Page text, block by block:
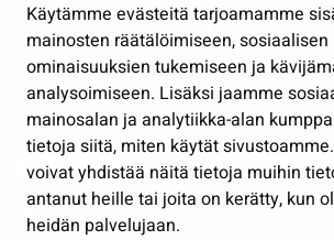
Käytämme evästeitä tarjoamamme
mainosten räätälöimiseen, sosiaalisen
ominaisuuksien tukemiseen ja
analysoimiseen. Lisäksi jaamme
mainosalan ja analytiikka-alan
tietoja siitä, miten käytät
voivat yhdistää näitä tietoja muihin
antanut heille tai joita on kerätty, kun
heidän palvelujaan.
Työ ja yrittäminen
Osallistu ja asioi
Näytä omat evästeasetukseni
Seuraa meitä